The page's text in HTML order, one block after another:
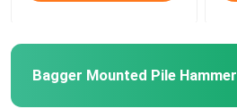
Bagger Mounted Pile Hammer